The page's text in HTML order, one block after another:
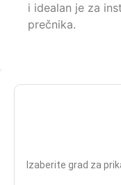
i idealan je za
prečnika.
Izaberite grad za